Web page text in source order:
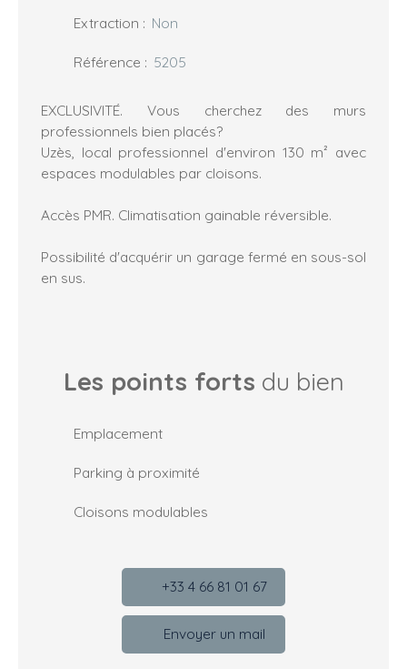
Extraction : Non
Référence : 5205
EXCLUSIVITÉ. Vous cherchez des murs
professionnels bien placés?
Uzès, local professionnel d'environ 130 m² avec
espaces modulables par cloisons.
Accès PMR. Climatisation gainable réversible.
Possibilité d'acquérir un garage fermé en sous-sol
en sus.
Les points forts du bien
Emplacement
Parking à proximité
Cloisons modulables
+33 4 66 81 01 67
Envoyer un mail